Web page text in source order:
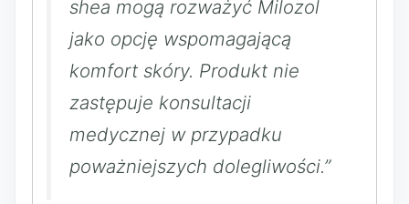
shea mogą rozważyć Milozol
jako opcję wspomagającą
komfort skóry. Produkt nie
zastępuje konsultacji
medycznej w przypadku
poważniejszych dolegliwości.”